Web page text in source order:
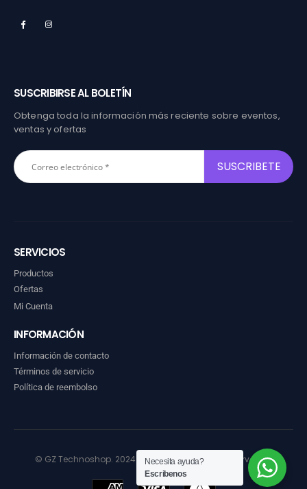
SUSCRIBIRSE AL BOLETÍN
Obtenga toda la información más reciente sobre eventos,
ventas y ofertas
SERVICIOS
Productos
Ofertas
Mi Cuenta
INFORMACIÓN
Información de contacto
Términos de servicio
Política de reembolso
© GZ Technoshop. 2024. Todos los derechos reservados
Necesita ayuda?
Escribenos